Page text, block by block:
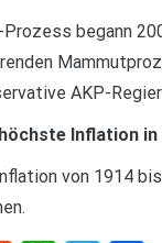
Prozess begann
AKP-
Inflation
von 1914